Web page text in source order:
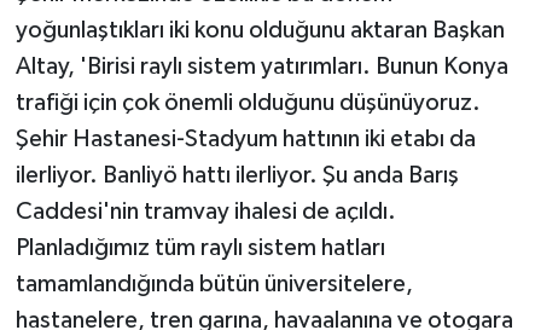
yoğunlaştıkları iki konu olduğunu aktaran Başkan
Altay, 'Birisi raylı sistem yatırımları. Bunun Konya
trafiği için çok önemli olduğunu düşünüyoruz.
Şehir Hastanesi-Stadyum hattının iki etabı da
ilerliyor. Banliyö hattı ilerliyor. Şu anda Barış
Caddesi'nin tramvay ihalesi de açıldı.
Planladığımız tüm raylı sistem hatları
tamamlandığında bütün üniversitelere,
hastanelere, tren garına, havaalanına ve otogara